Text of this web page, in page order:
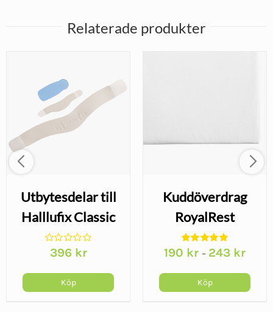
Relaterade produkter
Utbytesdelar till
Halllufix Classic
396 kr
Köp
Kuddöverdrag
RoyalRest
Memory
190 kr – 243 kr
Köp